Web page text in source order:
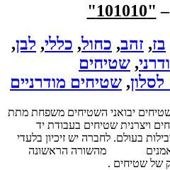
"101010"
בז, זהב, כחול, כללי, לבן,
, שטיחים
, שטיחים מודרניים
מזה 3 דורות של שטיחים יבואני השטיחים משפחת מתת
ויצרנית שטיחים בעבודת יד
בעולם. לחברה יש זיכיון בלעדי
מהשורה הראשונה
של שטיחים .